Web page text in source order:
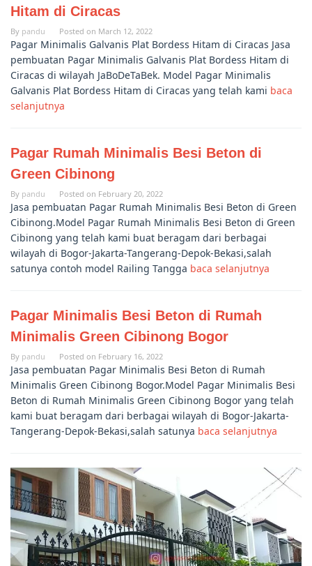
Hitam di Ciracas
By pandu Posted on March 12, 2022
Pagar Minimalis Galvanis Plat Bordess Hitam di Ciracas Jasa
pembuatan Pagar Minimalis Galvanis Plat Bordess Hitam di
Ciracas di wilayah JaBoDeTaBek. Model Pagar Minimalis
Galvanis Plat Bordess Hitam di Ciracas yang telah kami baca
selanjutnya
Pagar Rumah Minimalis Besi Beton di
Green Cibinong
By pandu Posted on February 20, 2022
Jasa pembuatan Pagar Rumah Minimalis Besi Beton di Green
Cibinong.Model Pagar Rumah Minimalis Besi Beton di Green
Cibinong yang telah kami buat beragam dari berbagai
wilayah di Bogor-Jakarta-Tangerang-Depok-Bekasi,salah
satunya contoh model Railing Tangga baca selanjutnya
Pagar Minimalis Besi Beton di Rumah
Minimalis Green Cibinong Bogor
By pandu Posted on February 16, 2022
Jasa pembuatan Pagar Minimalis Besi Beton di Rumah
Minimalis Green Cibinong Bogor.Model Pagar Minimalis Besi
Beton di Rumah Minimalis Green Cibinong Bogor yang telah
kami buat beragam dari berbagai wilayah di Bogor-Jakarta-
Tangerang-Depok-Bekasi,salah satunya baca selanjutnya